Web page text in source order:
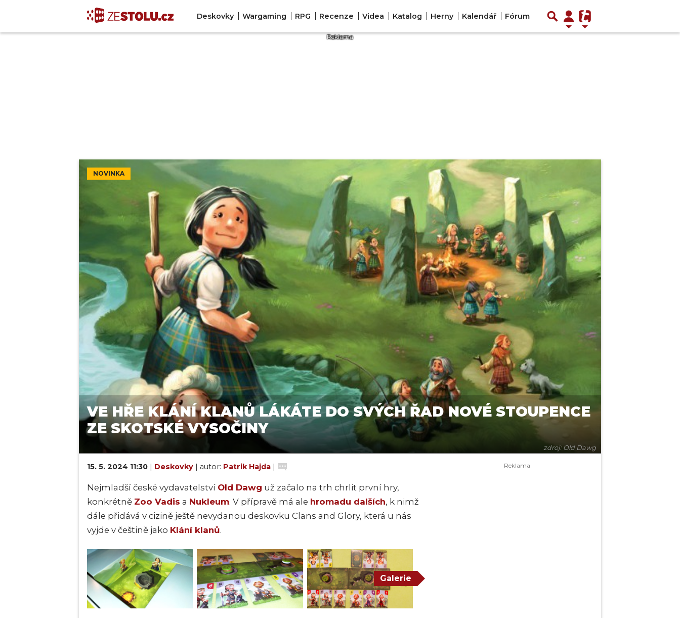
Deskovky Wargaming RPG Recenze Videa Katalog Herny Kalendář Fórum
NOVINKA
zdroj: Old Dawg
VE HŘE KLÁNÍ KLANŮ LÁKÁTE DO SVÝCH ŘAD NOVÉ STOUPENCE
ZE SKOTSKÉ VYSOČINY
15. 5. 2024 11:30 | Deskovky | autor: Patrik Hajda |
Nejmladší české vydavatelství Old Dawg už začalo na trh chrlit první hry,
konkrétně Zoo Vadis a Nukleum. V přípravě má ale hromadu dalších, k nimž
dále přidává v cizině ještě nevydanou deskovku Clans and Glory, která u nás
vyjde v češtině jako Klání klanů.
Galerie